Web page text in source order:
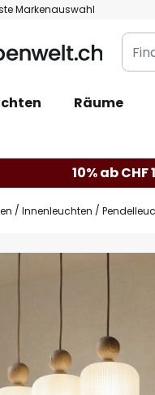
Markenauswahl
Sie
Räume
10% ab CHF
Innenleuchten